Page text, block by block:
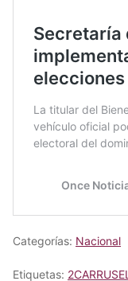
Categorías: Nacional
Etiquetas: 2CARRUSEL